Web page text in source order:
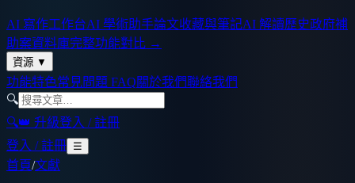
AI 寫作工作台AI 學術助手論文收藏與筆記AI 解讀歷史政府補
助案資料庫完整功能對比 →
資源 ▼
功能特色常見問題 FAQ關於我們聯絡我們
🔍
🔍👑 升級登入 / 註冊
登入 / 註冊 ☰
首頁/文獻